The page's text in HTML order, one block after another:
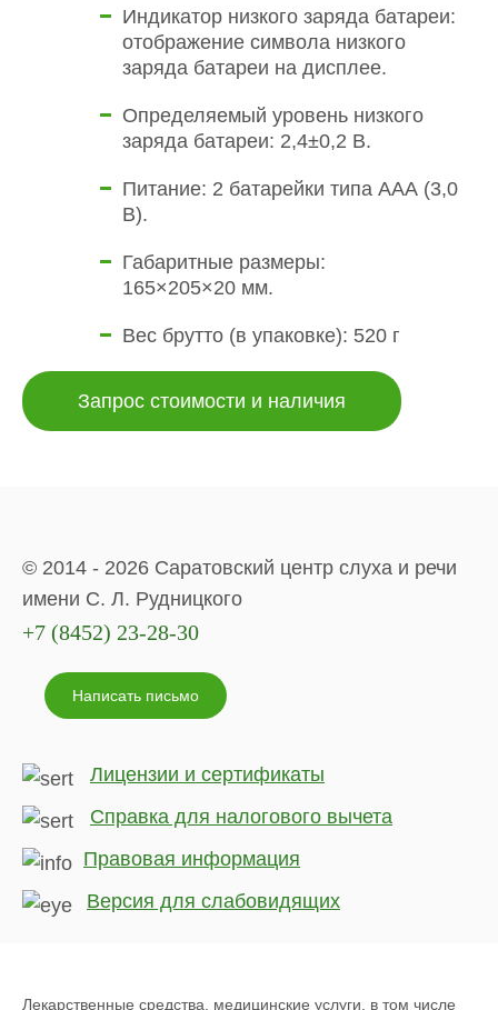
Индикатор низкого заряда батареи:
отображение символа низкого
заряда батареи на дисплее.
Определяемый уровень низкого
заряда батареи: 2,4±0,2 В.
Питание: 2 батарейки типа ААА (3,0
В).
Габаритные размеры:
165×205×20 мм.
Вес брутто (в упаковке): 520 г
Запрос стоимости и наличия
© 2014 - 2026 Саратовский центр слуха и речи
имени С. Л. Рудницкого
+7 (8452) 23-28-30
Написать письмо
Лицензии и сертификаты
Справка для налогового вычета
Правовая информация
Версия для слабовидящих
Лекарственные средства, медицинские услуги, в том числе